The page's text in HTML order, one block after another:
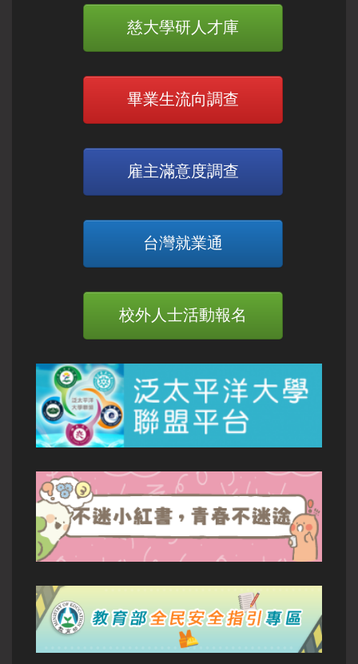
慈大學研人才庫
畢業生流向調查
雇主滿意度調查
台灣就業通
校外人士活動報名